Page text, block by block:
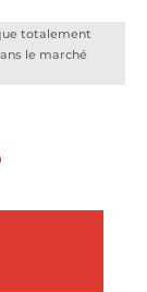
totalement
le marché